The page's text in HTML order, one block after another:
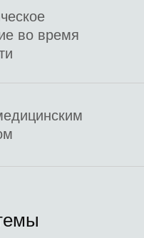
во время